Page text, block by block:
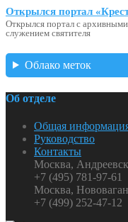
Открылся портал
Открылся портал с
служением святителя
Облако меток
Об отделе
Общая
Руководство
Контакты
Москва,
+7 (495) 781-97-61
Москва,
+7 (499) 252-47-12